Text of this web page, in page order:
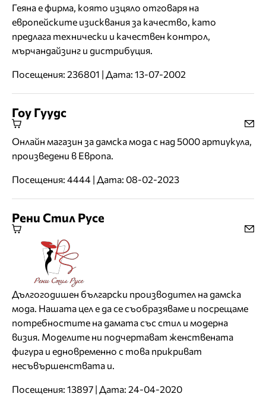
Геяна е фирма, която изцяло отговаря на
европейските изисквания за качество, като
предлага технически и качествен контрол,
мърчандайзинг и дистрибуция.
Посещения: 236801 | Дата: 13-07-2002
Гоу Гуудс
Онлайн магазин за дамска мода с над 5000 артиукула,
произведени в Европа.
Посещения: 4444 | Дата: 08-02-2023
Рени Стил Русе
Дългогодишен български производител на дамска
мода. Нашата цел е да се съобразяваме и посрещаме
потребностите на дамата със стил и модерна
визия. Моделите ни подчертават женствената
фигура и едновременно с това прикриват
несъвършенствата и.
Посещения: 13897 | Дата: 24-04-2020